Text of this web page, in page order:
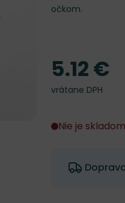
očkom.
Cena
5.12 €
vrátane DPH
Nie je skladom